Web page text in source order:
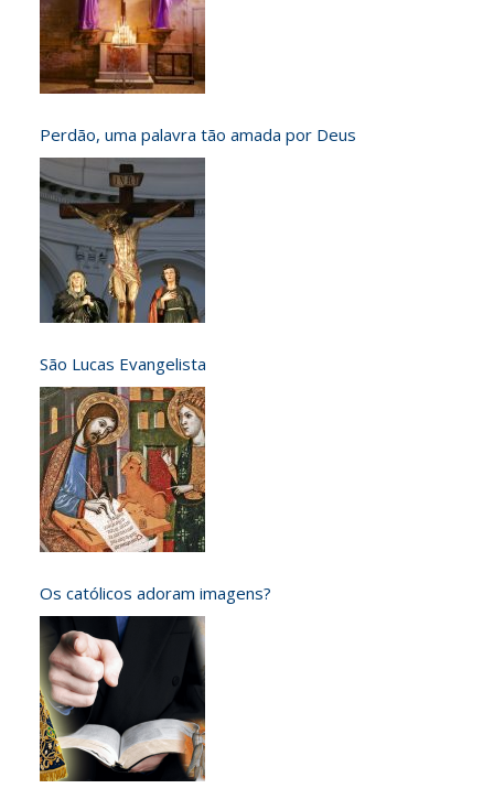
Perdão, uma palavra tão amada por Deus
São Lucas Evangelista
Os católicos adoram imagens?